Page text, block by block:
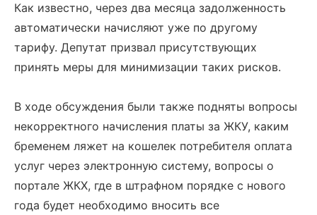
Как известно, через два месяца задолженность
автоматически начисляют уже по другому
тарифу. Депутат призвал присутствующих
принять меры для минимизации таких рисков.
В ходе обсуждения были также подняты вопросы
некорректного начисления платы за ЖКУ, каким
бременем ляжет на кошелек потребителя оплата
услуг через электронную систему, вопросы о
портале ЖКХ, где в штрафном порядке с нового
года будет необходимо вносить все